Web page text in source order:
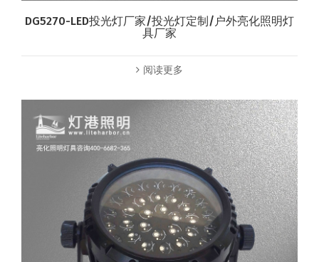
DG5270-LED投光灯厂家/投光灯定制/户外亮化照明灯
具厂家
阅读更多